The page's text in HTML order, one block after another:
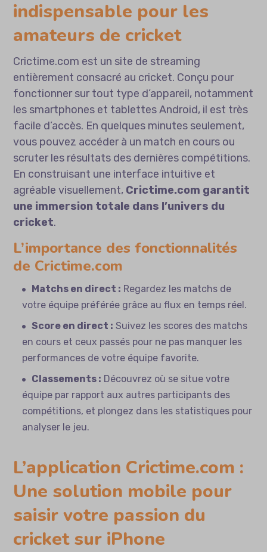
indispensable pour les
amateurs de cricket
Crictime.com est un site de streaming
entièrement consacré au cricket. Conçu pour
fonctionner sur tout type d’appareil, notamment
les smartphones et tablettes Android, il est très
facile d’accès. En quelques minutes seulement,
vous pouvez accéder à un match en cours ou
scruter les résultats des dernières compétitions.
En construisant une interface intuitive et
agréable visuellement, Crictime.com garantit
une immersion totale dans l’univers du
cricket.
L’importance des fonctionnalités
de Crictime.com
Matchs en direct : Regardez les matchs de
votre équipe préférée grâce au flux en temps réel.
Score en direct : Suivez les scores des matchs
en cours et ceux passés pour ne pas manquer les
performances de votre équipe favorite.
Classements : Découvrez où se situe votre
équipe par rapport aux autres participants des
compétitions, et plongez dans les statistiques pour
analyser le jeu.
L’application Crictime.com :
Une solution mobile pour
saisir votre passion du
cricket sur iPhone